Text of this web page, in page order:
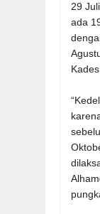
29
ada